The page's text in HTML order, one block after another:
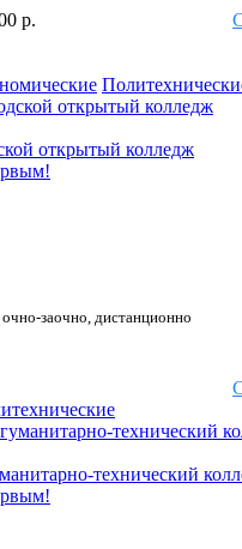
р.
открытый колледж
заочно, дистанционно
технический